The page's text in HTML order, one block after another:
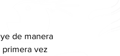
de manera
vez